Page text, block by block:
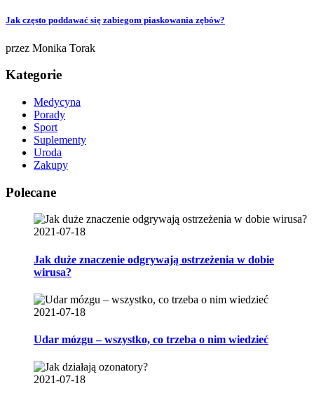
Jak często poddawać się zabiegom piaskowania zębów?
przez Monika Torak
Kategorie
Medycyna
Porady
Sport
Suplementy
Uroda
Zakupy
Polecane
2021-07-18
Jak duże znaczenie odgrywają ostrzeżenia w dobie
wirusa?
2021-07-18
Udar mózgu – wszystko, co trzeba o nim wiedzieć
2021-07-18